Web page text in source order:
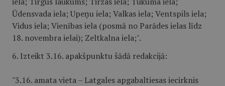
Ūdensvada iela; Upeņu iela; Valkas iela; Ventspils iela;
Vidus iela; Vienības iela (posmā no Parādes ielas līdz
18. novembra ielai); Zeltkalna iela;".
6. Izteikt 3.16. apakšpunktu šādā redakcijā:
"3.16. amata vieta – Latgales apgabaltiesas iecirknis